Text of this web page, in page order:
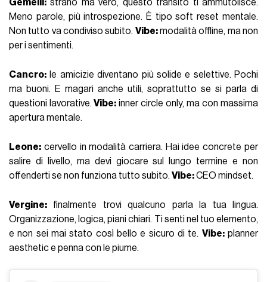
Gemelli: strano ma vero, questo transito ti ammutolisce.
Meno parole, più introspezione. È tipo soft reset mentale.
Non tutto va condiviso subito. Vibe:modalità offline, ma non
per i sentimenti.
Cancro: le amicizie diventano più solide e selettive. Pochi
ma buoni. E magari anche utili, soprattutto se si parla di
questioni lavorative. Vibe: inner circle only, ma con massima
apertura mentale.
Leone: cervello in modalità carriera. Hai idee concrete per
salire di livello, ma devi giocare sul lungo termine e non
offenderti se non funziona tutto subito.Vibe:CEO mindset.
Vergine: finalmente trovi qualcuno parla la tua lingua.
Organizzazione, logica, piani chiari. Ti senti nel tuo elemento,
e non sei mai stato così bello e sicuro di te. Vibe:planner
aesthetic e penna con le piume.